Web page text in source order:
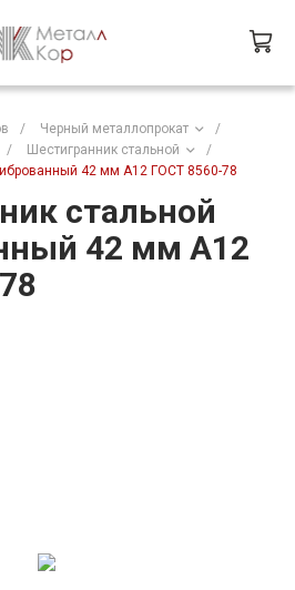
/ Черный металлопрокат
/
/ Шестигранник стальной
/
42 мм А12 ГОСТ 8560-78
стальной
42 мм А12